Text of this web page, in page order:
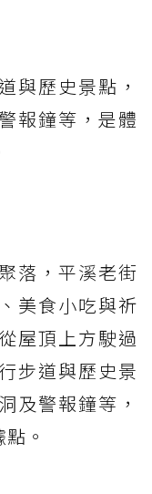
與歷史景點，
報鐘等，是體
落，平溪老街
美食小吃與祈
屋頂上方駛過
步道與歷史景
及警報鐘等，
。